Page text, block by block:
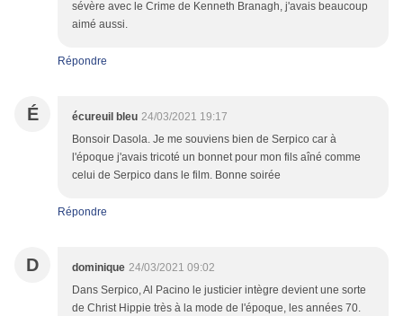
sévère avec le Crime de Kenneth Branagh, j'avais beaucoup
aimé aussi.
Répondre
É écureuil bleu 24/03/2021 19:17
Bonsoir Dasola. Je me souviens bien de Serpico car à
l'époque j'avais tricoté un bonnet pour mon fils aîné comme
celui de Serpico dans le film. Bonne soirée
Répondre
D dominique 24/03/2021 09:02
Dans Serpico, Al Pacino le justicier intègre devient une sorte
de Christ Hippie très à la mode de l'époque, les années 70.